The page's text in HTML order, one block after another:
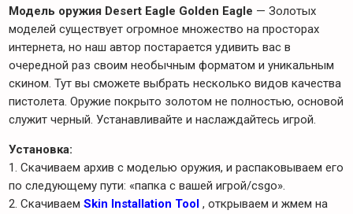
Модель оружия Desert Eagle Golden Eagle — Золотых
моделей существует огромное множество на просторах
интернета, но наш автор постарается удивить вас в
очередной раз своим необычным форматом и уникальным
скином. Тут вы сможете выбрать несколько видов качества
пистолета. Оружие покрыто золотом не полностью, основой
служит черный. Устанавливайте и наслаждайтесь игрой.
Установка:
1. Скачиваем архив с моделью оружия, и распаковываем его
по следующему пути: «папка с вашей игрой/csgo».
2. Скачиваем Skin Installation Tool , открываем и жмем на